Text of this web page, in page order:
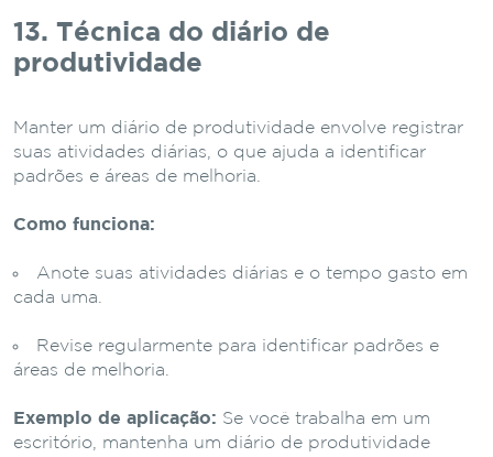
13. Técnica do diário de
produtividade
Manter um diário de produtividade envolve registrar
suas atividades diárias, o que ajuda a identificar
padrões e áreas de melhoria.
Como funciona:
Anote suas atividades diárias e o tempo gasto em
cada uma.
Revise regularmente para identificar padrões e
áreas de melhoria.
Exemplo de aplicação: Se você trabalha em um
escritório, mantenha um diário de produtividade